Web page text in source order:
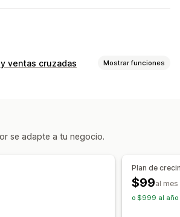
ventas cruzadas Mostrar funciones
página de agradecimiento
un solo clic
Editor de arrastrar y soltar
de los envíos
se adapte a tu negocio.
Plan de
$99al mes
o $999 al año